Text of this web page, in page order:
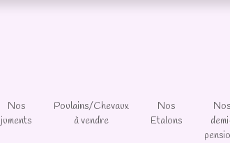
Nos
juments
Poulains/Chevaux
à vendre
Nos
Etalons
Nos